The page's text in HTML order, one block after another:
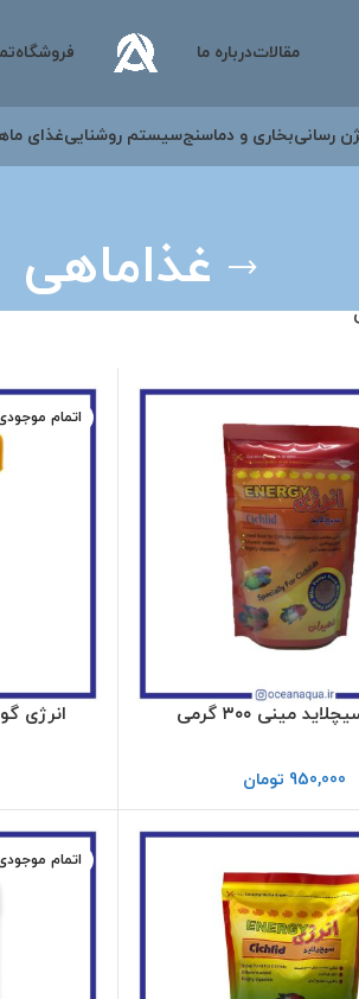
مقالاتدرباره ما فروشگاه
رسانیبخاری و دماسنجسیستم روشناییغذای
غذاماهی
مینی ۳۰۰ گرمی
950,000 تومان
اتمام
انرژی
اتمام